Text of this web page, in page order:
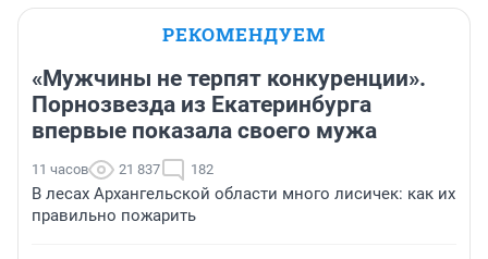
РЕКОМЕНДУЕМ
«Мужчины не терпят конкуренции».
Порнозвезда из Екатеринбурга
впервые показала своего мужа
11 часов 21 837 182
В лесах Архангельской области много лисичек: как их
правильно пожарить